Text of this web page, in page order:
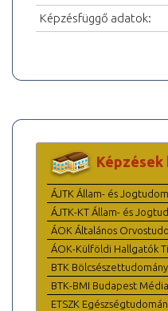
Képzésfüggő adatok:
Képzések
ÁJTK Állam- és
ÁJTK-KT Állam- és
ÁOK Általános
ÁOK-Külföldi Hallgatók
BTK
BTK-BMI Budapest
ETSZK